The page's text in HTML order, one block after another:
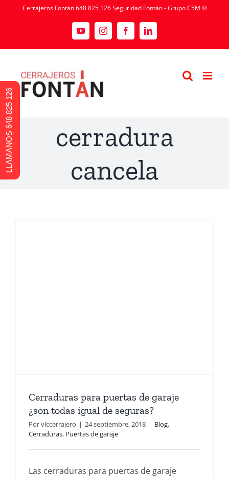
Cerrajeros Fontán 648 825 126 Seguridad Fontán - Grupo C5M ®
cerradura
cancela
Cerraduras para puertas de garaje
¿son todas igual de seguras?
Porvlccerrajero | 24 septiembre, 2018 | Blog,
Cerraduras, Puertas de garaje
Las cerraduras para puertas de garaje
LLAMANOS 648 825 126